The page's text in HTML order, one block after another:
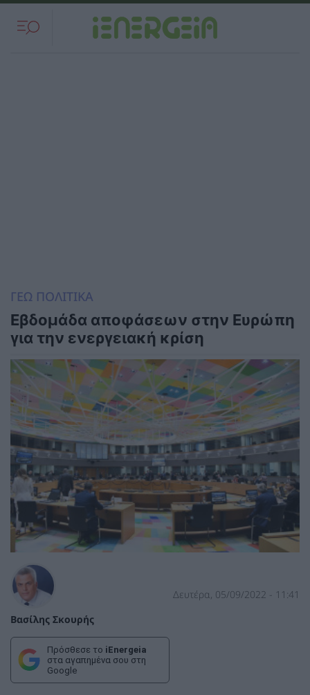
ΓΕΩ ΠΟΛΙΤΙΚΑ
Εβδομάδα αποφάσεων στην Ευρώπη
για την ενεργειακή κρίση
Βασίλης Σκουρής
Δευτέρα, 05/09/2022 - 11:41
Πρόσθεσε το iEnergeia
στα αγαπημένα σου στη
Google